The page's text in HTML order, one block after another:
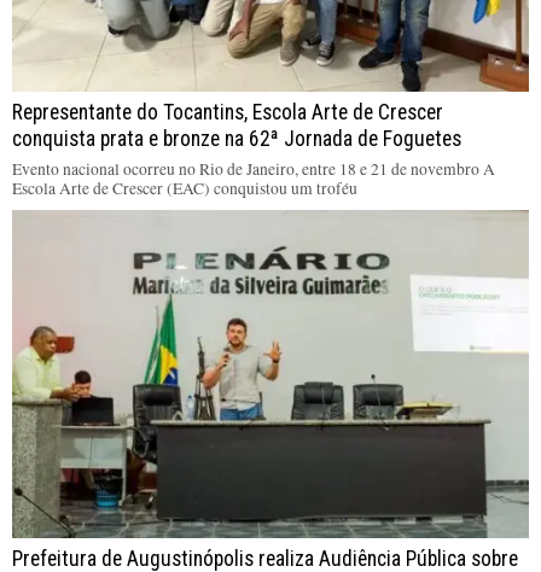
Representante do Tocantins, Escola Arte de Crescer
conquista prata e bronze na 62ª Jornada de Foguetes
Evento nacional ocorreu no Rio de Janeiro, entre 18 e 21 de novembro A
Escola Arte de Crescer (EAC) conquistou um troféu
Prefeitura de Augustinópolis realiza Audiência Pública sobre